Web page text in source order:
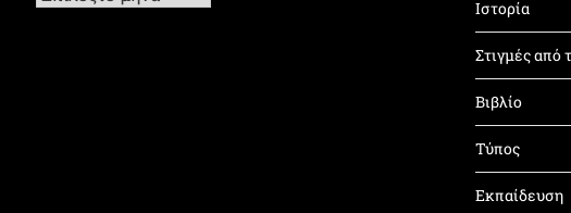
Ιστορία
Στιγμές από
Βιβλίο
Τύπος
Εκπαίδευση